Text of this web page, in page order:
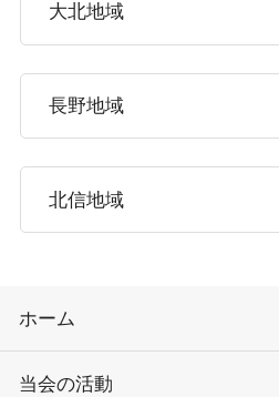
大北地域
長野地域
北信地域
ホーム
当会の活動